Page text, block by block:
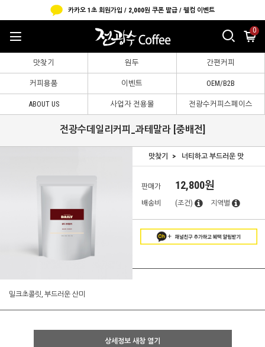
카카오 1초 회원가입 / 2,000원 쿠폰 발급 / 웰컴 이벤트
0
맛찾기 원두 간편커피
커피용품 이벤트 OEM/B2B
ABOUT US 사업자 전용몰 전광수커피스페이스
전광수데일리커피_과테말라 [중배전]
밀크초콜릿, 부드러운 산미
맛찾기 너티하고 부드러운 맛
판매가 12,800원
배송비 (조건) 지역별
상세정보 새창 열기